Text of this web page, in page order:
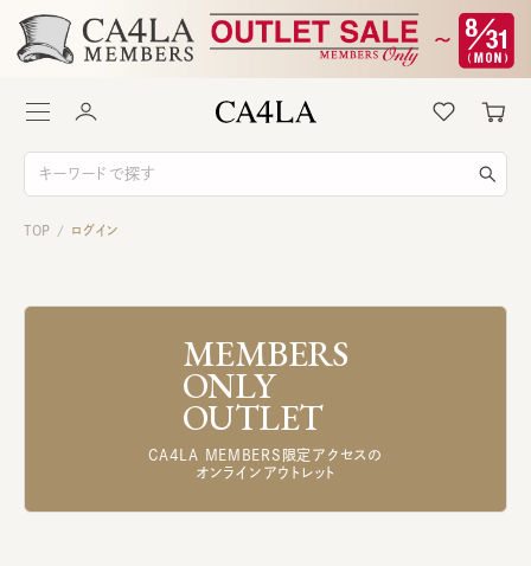
TOP / ログイン
MEMBERS
ONLY
OUTLET
CA4LA MEMBERS限定アクセスの
オンラインアウトレット